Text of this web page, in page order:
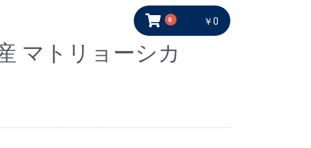
0 ￥0
マトリョーシカ